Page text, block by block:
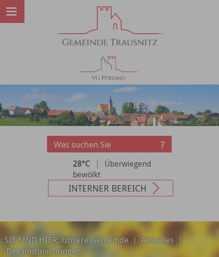
28°C |
Überwiegend
bewölkt
INTERNER BEREICH
SIE SIND HIER:Unsere Gemeinde| Aktuelles |
Bekanntmachungen